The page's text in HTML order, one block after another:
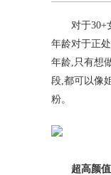
对于30+
年龄对于正
年龄,只有想
段,都可以像
粉。
超高颜值